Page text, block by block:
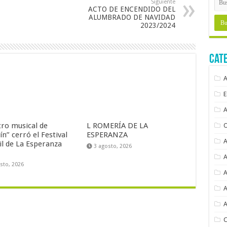
Siguiente
ACTO DE ENCENDIDO DEL
ALUMBRADO DE NAVIDAD
2023/2024
musical de
cerró el Festival
de La Esperanza
2026
L ROMERÍA DE LA
ESPERANZA
3 agosto, 2026